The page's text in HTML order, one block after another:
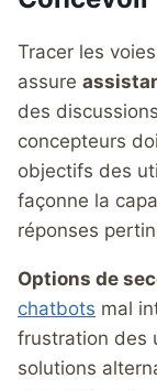
Tracer les
assure
des
concepteurs
objectifs des
façonne la
réponses
Options de
chatbots mal
frustration des
solutions